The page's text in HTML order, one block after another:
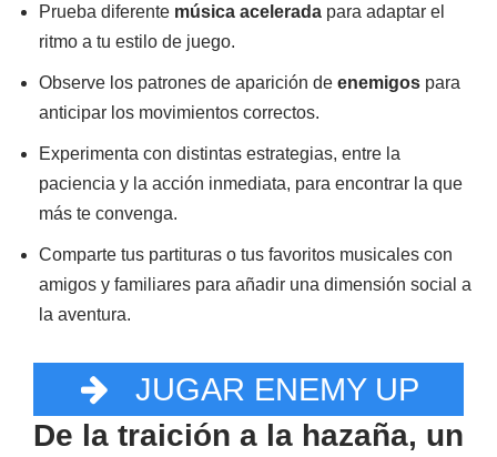
Prueba diferente música acelerada para adaptar el
ritmo a tu estilo de juego.
Observe los patrones de aparición de enemigos para
anticipar los movimientos correctos.
Experimenta con distintas estrategias, entre la
paciencia y la acción inmediata, para encontrar la que
más te convenga.
Comparte tus partituras o tus favoritos musicales con
amigos y familiares para añadir una dimensión social a
la aventura.
JUGAR ENEMY UP
De la traición a la hazaña, un